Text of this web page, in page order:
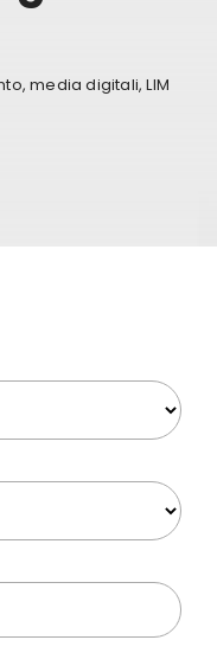
Profilo
media digitali, LIM